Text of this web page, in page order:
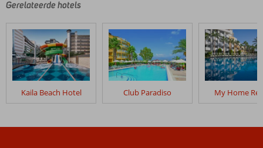
Gerelateerde hotels
Kaila Beach Hotel Club Paradiso My Home